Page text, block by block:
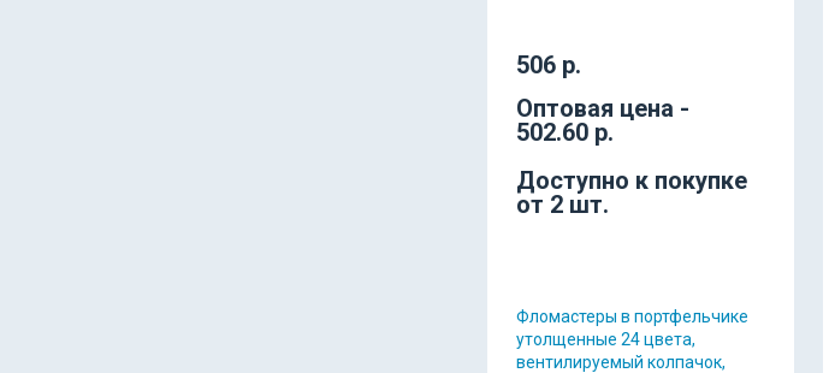
506 р.
Оптовая цена -
502.60 р.
Доступно к покупке
от 2 шт.
Фломастеры в портфельчике
утолщенные 24 цвета,
вентилируемый колпачок,